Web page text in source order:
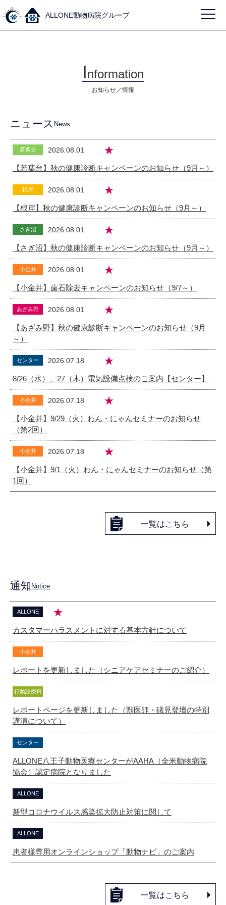
ALLONE動物病院グループ
Information
お知らせ／情報
ニュース News
若葉台 ★
2026.08.01
【若葉台】秋の健康診断キャンペーンのお知らせ（9月～）
根岸 ★
2026.08.01
【根岸】秋の健康診断キャンペーンのお知らせ（9月～）
さぎ沼 ★
2026.08.01
【さぎ沼】秋の健康診断キャンペーンのお知らせ（9月～）
小金井 ★
2026.08.01
【小金井】歯石除去キャンペーンのお知らせ（9/7～）
あざみ野 ★
2026.08.01
【あざみ野】秋の健康診断キャンペーンのお知らせ（9月
～）
センター ★
2026.07.18
8/26（水）、27（木）電気設備点検のご案内【センター】
小金井 ★
2026.07.18
【小金井】9/29（火）わん・にゃんセミナーのお知らせ
（第2回）
小金井 ★
2026.07.18
【小金井】9/1（火）わん・にゃんセミナーのお知らせ（第
1回）
一覧はこちら
通知 Notice
ALLONE ★
カスタマーハラスメントに対する基本方針について
小金井
レポートを更新しました（シニアケアセミナーのご紹介）
行動診療科
レポートページを更新しました（獣医師・礒見登壇の特別
講演について）
センター
ALLONE八王子動物医療センターがAAHA（全米動物病院
協会）認定病院となりました
ALLONE
新型コロナウイルス感染拡大防止対策に関して
ALLONE
患者様専用オンラインショップ「動物ナビ」のご案内
一覧はこちら